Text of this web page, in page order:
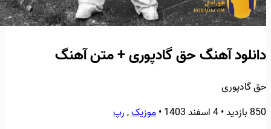
دانلود آهنگ حق گادپوری + متن آهنگ
حق گادپوری
850 بازدید
•4 اسفند 1403 •موزیک,رپ